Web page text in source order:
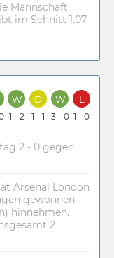
Mannschaft
im Schnitt 1.07
W
1 - 2
D
1 - 1
W
3 - 0
L
1 - 0
2 - 0 gegen
Arsenal London
gewonnen
hinnehmen.
2